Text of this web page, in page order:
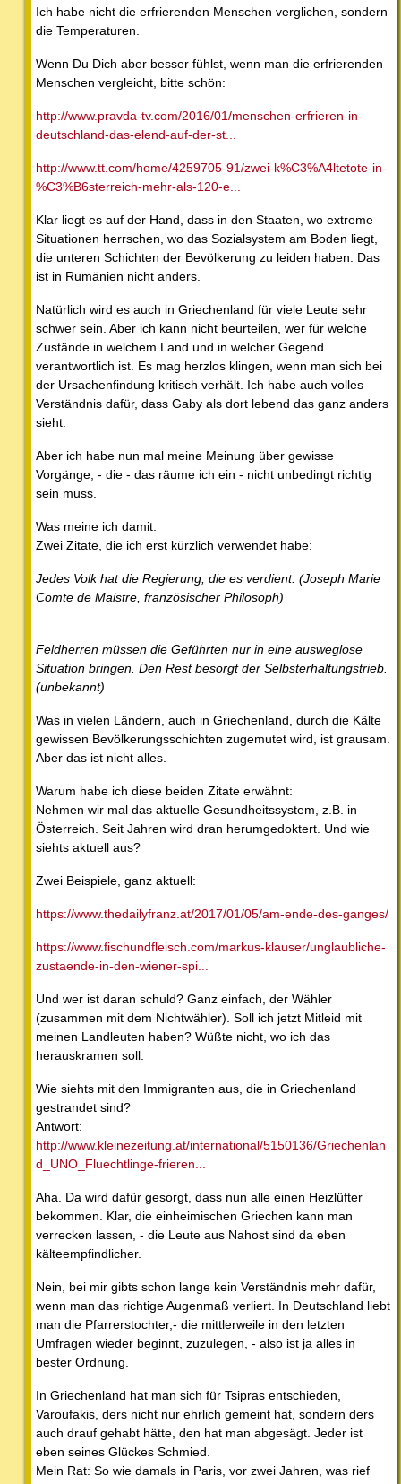
Ich habe nicht die erfrierenden Menschen verglichen, sondern
die Temperaturen.
Wenn Du Dich aber besser fühlst, wenn man die erfrierenden
Menschen vergleicht, bitte schön:
http://www.pravda-tv.com/2016/01/menschen-erfrieren-in-
deutschland-das-elend-auf-der-st...
http://www.tt.com/home/4259705-91/zwei-k%C3%A4ltetote-in-
%C3%B6sterreich-mehr-als-120-e...
Klar liegt es auf der Hand, dass in den Staaten, wo extreme
Situationen herrschen, wo das Sozialsystem am Boden liegt,
die unteren Schichten der Bevölkerung zu leiden haben. Das
ist in Rumänien nicht anders.
Natürlich wird es auch in Griechenland für viele Leute sehr
schwer sein. Aber ich kann nicht beurteilen, wer für welche
Zustände in welchem Land und in welcher Gegend
verantwortlich ist. Es mag herzlos klingen, wenn man sich bei
der Ursachenfindung kritisch verhält. Ich habe auch volles
Verständnis dafür, dass Gaby als dort lebend das ganz anders
sieht.
Aber ich habe nun mal meine Meinung über gewisse
Vorgänge, - die - das räume ich ein - nicht unbedingt richtig
sein muss.
Was meine ich damit:
Zwei Zitate, die ich erst kürzlich verwendet habe:
Jedes Volk hat die Regierung, die es verdient. (Joseph Marie
Comte de Maistre, französischer Philosoph)
Feldherren müssen die Geführten nur in eine ausweglose
Situation bringen. Den Rest besorgt der Selbsterhaltungstrieb.
(unbekannt)
Was in vielen Ländern, auch in Griechenland, durch die Kälte
gewissen Bevölkerungsschichten zugemutet wird, ist grausam.
Aber das ist nicht alles.
Warum habe ich diese beiden Zitate erwähnt:
Nehmen wir mal das aktuelle Gesundheitssystem, z.B. in
Österreich. Seit Jahren wird dran herumgedoktert. Und wie
siehts aktuell aus?
Zwei Beispiele, ganz aktuell:
https://www.thedailyfranz.at/2017/01/05/am-ende-des-ganges/
https://www.fischundfleisch.com/markus-klauser/unglaubliche-
zustaende-in-den-wiener-spi...
Und wer ist daran schuld? Ganz einfach, der Wähler
(zusammen mit dem Nichtwähler). Soll ich jetzt Mitleid mit
meinen Landleuten haben? Wüßte nicht, wo ich das
herauskramen soll.
Wie siehts mit den Immigranten aus, die in Griechenland
gestrandet sind?
Antwort:
http://www.kleinezeitung.at/international/5150136/Griechenlan
d_UNO_Fluechtlinge-frieren...
Aha. Da wird dafür gesorgt, dass nun alle einen Heizlüfter
bekommen. Klar, die einheimischen Griechen kann man
verrecken lassen, - die Leute aus Nahost sind da eben
kälteempfindlicher.
Nein, bei mir gibts schon lange kein Verständnis mehr dafür,
wenn man das richtige Augenmaß verliert. In Deutschland liebt
man die Pfarrerstochter,- die mittlerweile in den letzten
Umfragen wieder beginnt, zuzulegen, - also ist ja alles in
bester Ordnung.
In Griechenland hat man sich für Tsipras entschieden,
Varoufakis, ders nicht nur ehrlich gemeint hat, sondern ders
auch drauf gehabt hätte, den hat man abgesägt. Jeder ist
eben seines Glückes Schmied.
Mein Rat: So wie damals in Paris, vor zwei Jahren, was rief